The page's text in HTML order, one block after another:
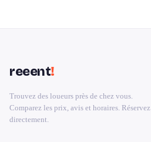
reeent!
Trouvez des loueurs près de chez vous.
Comparez les prix, avis et horaires. Réservez
directement.